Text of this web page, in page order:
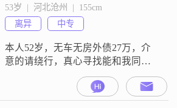
53岁  |  河北沧州  |  155cm
离异
中专
本人52岁，无车无房外债27万，介
意的请绕行，真心寻找能和我同甘
共苦生活后半生的人##3002##骗取
感情寻找投资要求加入某项目的请
莫开尊口##3002##婚后不能三心二